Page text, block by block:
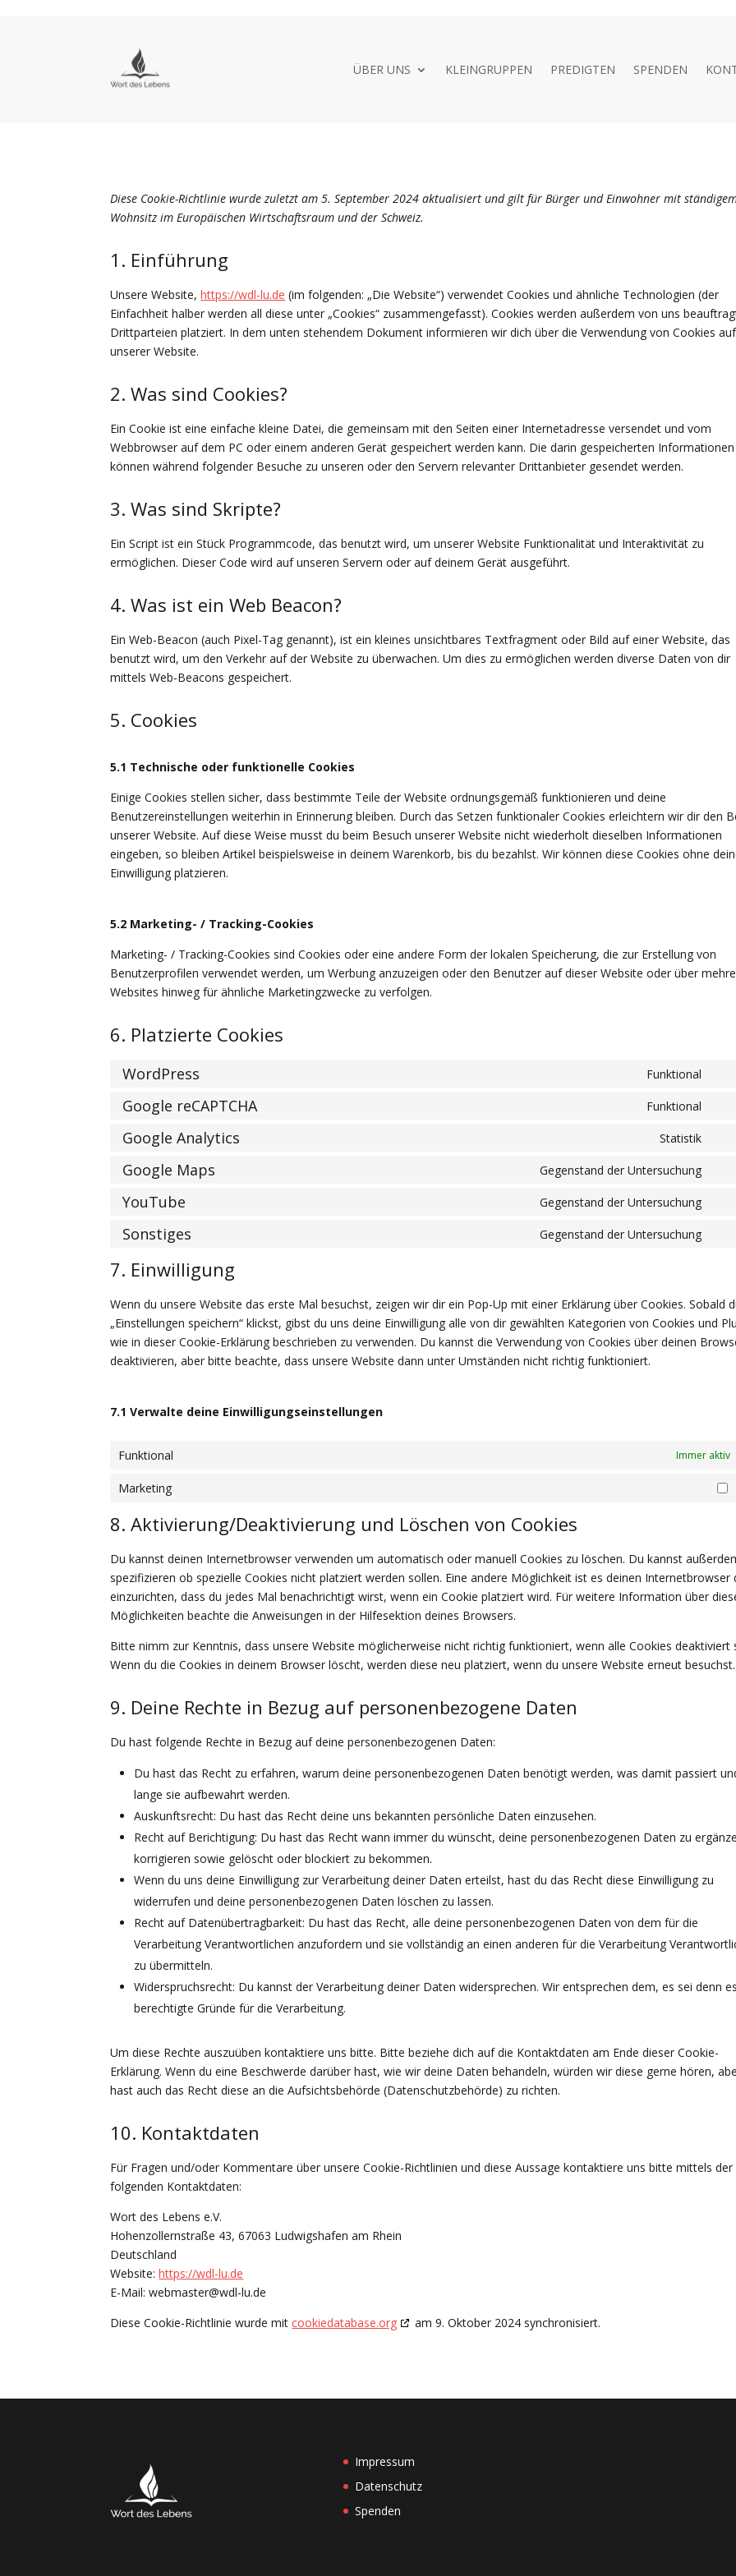
ÜBER UNS KLEINGRUPPEN PREDIGTEN SPENDEN
Diese Cookie-Richtlinie wurde zuletzt am 5. September 2024 aktualisiert und gilt für Bürger und Einwohner mit
Wohnsitz im Europäischen Wirtschaftsraum und der Schweiz.
1. Einführung
Unsere Website,https://wdl-lu.de (im folgenden: „Die Website“) verwendet Cookies und ähnliche Technologien (der
Einfachheit halber werden all diese unter „Cookies“ zusammengefasst). Cookies werden außerdem von uns
Drittparteien platziert. In dem unten stehendem Dokument informieren wir dich über die Verwendung von Cookies auf
unserer Website.
2. Was sind Cookies?
Ein Cookie ist eine einfache kleine Datei, die gemeinsam mit den Seiten einer Internetadresse versendet und vom
Webbrowser auf dem PC oder einem anderen Gerät gespeichert werden kann. Die darin gespeicherten Informationen
können während folgender Besuche zu unseren oder den Servern relevanter Drittanbieter gesendet werden.
3. Was sind Skripte?
Ein Script ist ein Stück Programmcode, das benutzt wird, um unserer Website Funktionalität und Interaktivität zu
ermöglichen. Dieser Code wird auf unseren Servern oder auf deinem Gerät ausgeführt.
4. Was ist ein Web Beacon?
Ein Web-Beacon (auch Pixel-Tag genannt), ist ein kleines unsichtbares Textfragment oder Bild auf einer Website, das
benutzt wird, um den Verkehr auf der Website zu überwachen. Um dies zu ermöglichen werden diverse Daten von dir
mittels Web-Beacons gespeichert.
5. Cookies
5.1 Technische oder funktionelle Cookies
Einige Cookies stellen sicher, dass bestimmte Teile der Website ordnungsgemäß funktionieren und deine
Benutzereinstellungen weiterhin in Erinnerung bleiben. Durch das Setzen funktionaler Cookies erleichtern wir dir den
unserer Website. Auf diese Weise musst du beim Besuch unserer Website nicht wiederholt dieselben Informationen
eingeben, so bleiben Artikel beispielsweise in deinem Warenkorb, bis du bezahlst. Wir können diese Cookies ohne
Einwilligung platzieren.
5.2 Marketing- / Tracking-Cookies
Marketing- / Tracking-Cookies sind Cookies oder eine andere Form der lokalen Speicherung, die zur Erstellung von
Benutzerprofilen verwendet werden, um Werbung anzuzeigen oder den Benutzer auf dieser Website oder über
Websites hinweg für ähnliche Marketingzwecke zu verfolgen.
6. Platzierte Cookies
WordPress Funktional
Google reCAPTCHA Funktional
Google Analytics Statistik
Google Maps Gegenstand der Untersuchung
YouTube Gegenstand der Untersuchung
Sonstiges Gegenstand der Untersuchung
7. Einwilligung
Wenn du unsere Website das erste Mal besuchst, zeigen wir dir ein Pop-Up mit einer Erklärung über Cookies. Sobald
„Einstellungen speichern“ klickst, gibst du uns deine Einwilligung alle von dir gewählten Kategorien von Cookies und
wie in dieser Cookie-Erklärung beschrieben zu verwenden. Du kannst die Verwendung von Cookies über deinen
deaktivieren, aber bitte beachte, dass unsere Website dann unter Umständen nicht richtig funktioniert.
7.1 Verwalte deine Einwilligungseinstellungen
Funktional Immer aktiv
Marketing
8. Aktivierung/Deaktivierung und Löschen von Cookies
Du kannst deinen Internetbrowser verwenden um automatisch oder manuell Cookies zu löschen. Du kannst
spezifizieren ob spezielle Cookies nicht platziert werden sollen. Eine andere Möglichkeit ist es deinen Internetbrowser
einzurichten, dass du jedes Mal benachrichtigt wirst, wenn ein Cookie platziert wird. Für weitere Information über
Möglichkeiten beachte die Anweisungen in der Hilfesektion deines Browsers.
Bitte nimm zur Kenntnis, dass unsere Website möglicherweise nicht richtig funktioniert, wenn alle Cookies deaktiviert
Wenn du die Cookies in deinem Browser löscht, werden diese neu platziert, wenn du unsere Website erneut besuchst.
9. Deine Rechte in Bezug auf personenbezogene Daten
Du hast folgende Rechte in Bezug auf deine personenbezogenen Daten:
Du hast das Recht zu erfahren, warum deine personenbezogenen Daten benötigt werden, was damit passiert
lange sie aufbewahrt werden.
Auskunftsrecht: Du hast das Recht deine uns bekannten persönliche Daten einzusehen.
Recht auf Berichtigung: Du hast das Recht wann immer du wünscht, deine personenbezogenen Daten zu
korrigieren sowie gelöscht oder blockiert zu bekommen.
Wenn du uns deine Einwilligung zur Verarbeitung deiner Daten erteilst, hast du das Recht diese Einwilligung zu
widerrufen und deine personenbezogenen Daten löschen zu lassen.
Recht auf Datenübertragbarkeit: Du hast das Recht, alle deine personenbezogenen Daten von dem für die
Verarbeitung Verantwortlichen anzufordern und sie vollständig an einen anderen für die Verarbeitung
zu übermitteln.
Widerspruchsrecht: Du kannst der Verarbeitung deiner Daten widersprechen. Wir entsprechen dem, es sei denn
berechtigte Gründe für die Verarbeitung.
Um diese Rechte auszuüben kontaktiere uns bitte. Bitte beziehe dich auf die Kontaktdaten am Ende dieser Cookie-
Erklärung. Wenn du eine Beschwerde darüber hast, wie wir deine Daten behandeln, würden wir diese gerne hören,
hast auch das Recht diese an die Aufsichtsbehörde (Datenschutzbehörde) zu richten.
10. Kontaktdaten
Für Fragen und/oder Kommentare über unsere Cookie-Richtlinien und diese Aussage kontaktiere uns bitte mittels der
folgenden Kontaktdaten:
Wort des Lebens e.V.
Hohenzollernstraße 43, 67063 Ludwigshafen am Rhein
Deutschland
Website:https://wdl-lu.de
E-Mail:webmaster@wdl-lu.de
Diese Cookie-Richtlinie wurde mitcookiedatabase.org am 9. Oktober 2024 synchronisiert.
Impressum
Datenschutz
Spenden